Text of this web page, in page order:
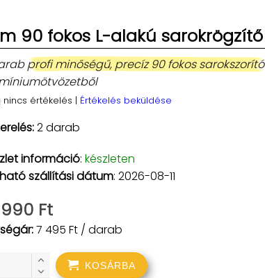
90 fokos L-alakú sarokrögzítő
profi minőségű, precíz 90 fokos sarokszorító
nincs értékelés | Értékelés beküldése
2 darab
információ: készleten
szállítási dátum: 2026-08-11
Ft
7 495 Ft / darab
KOSÁRBA